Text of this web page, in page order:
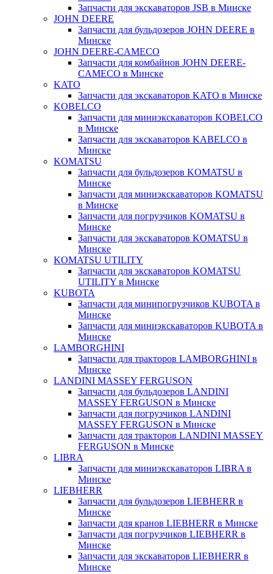
Запчасти для экскаваторов JSB в Минске
JOHN DEERE
Запчасти для бульдозеров JOHN DEERE в
Минске
JOHN DEERE-CAMECO
Запчасти для комбайнов JOHN DEERE-
CAMECO в Минске
KATO
Запчасти для экскаваторов KATO в Минске
KOBELCO
Запчасти для миниэкскаваторов KOBELCO
в Минске
Запчасти для экскаваторов KABELCO в
Минске
KOMATSU
Запчасти для бульдозеров KOMATSU в
Минске
Запчасти для миниэкскаваторов KOMATSU
в Минске
Запчасти для погрузчиков KOMATSU в
Минске
Запчасти для экскаваторов KOMATSU в
Минске
KOMATSU UTILITY
Запчасти для экскаваторов KOMATSU
UTILITY в Минске
KUBOTA
Запчасти для минипогрузчиков KUBOTA в
Минске
Запчасти для миниэкскаваторов KUBOTA в
Минске
LAMBORGHINI
Запчасти для тракторов LAMBORGHINI в
Минске
LANDINI MASSEY FERGUSON
Запчасти для бульдозеров LANDINI
MASSEY FERGUSON в Минске
Запчасти для погрузчиков LANDINI
MASSEY FERGUSON в Минске
Запчасти для тракторов LANDINI MASSEY
FERGUSON в Минске
LIBRA
Запчасти для миниэкскаваторов LIBRA в
Минске
LIEBHERR
Запчасти для бульдозеров LIEBHERR в
Минске
Запчасти для кранов LIEBHERR в Минске
Запчасти для погрузчиков LIEBHERR в
Минске
Запчасти для экскаваторов LIEBHERR в
Минске